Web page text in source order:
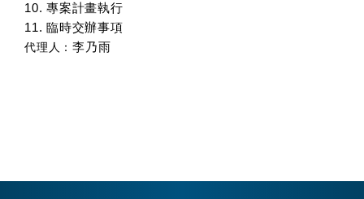
10. 專案計畫執行
11. 臨時交辦事項
代理人： 李乃雨